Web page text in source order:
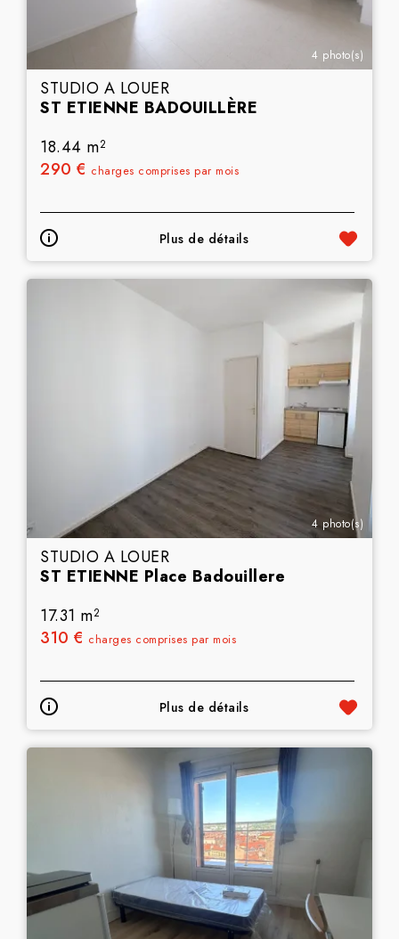
4 photo(s)
STUDIO A LOUER
ST ETIENNE BADOUILLÈRE
18.44 m2
290 € charges comprises par mois
Plus de détails
4 photo(s)
STUDIO A LOUER
ST ETIENNE Place Badouillere
17.31 m2
310 € charges comprises par mois
Plus de détails